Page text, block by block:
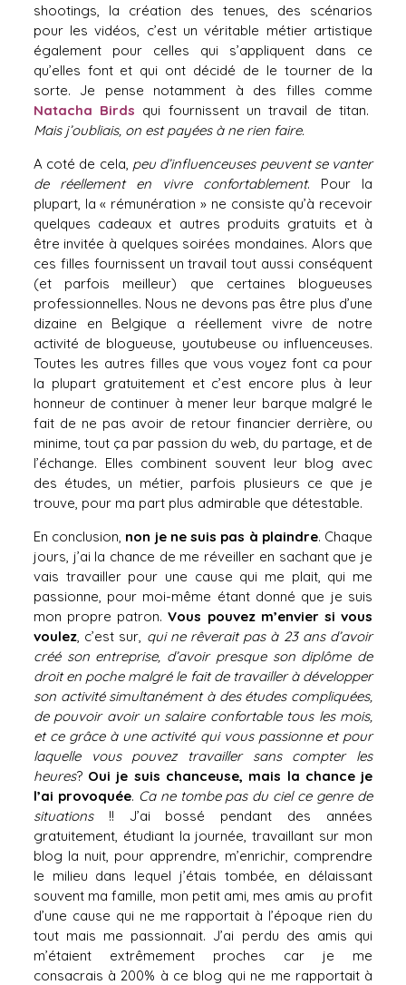
shootings, la création des tenues, des scénarios
pour les vidéos, c’est un véritable métier artistique
également pour celles qui s’appliquent dans ce
qu’elles font et qui ont décidé de le tourner de la
sorte. Je pense notamment à des filles comme
Natacha Birds qui fournissent un travail de titan.
Mais j’oubliais, on est payées à ne rien faire.
A coté de cela, peu d’influenceuses peuvent se vanter
de réellement en vivre confortablement. Pour la
plupart, la « rémunération » ne consiste qu’à recevoir
quelques cadeaux et autres produits gratuits et à
être invitée à quelques soirées mondaines. Alors que
ces filles fournissent un travail tout aussi conséquent
(et parfois meilleur) que certaines blogueuses
professionnelles. Nous ne devons pas être plus d’une
dizaine en Belgique a réellement vivre de notre
activité de blogueuse, youtubeuse ou influenceuses.
Toutes les autres filles que vous voyez font ca pour
la plupart gratuitement et c’est encore plus à leur
honneur de continuer à mener leur barque malgré le
fait de ne pas avoir de retour financier derrière, ou
minime, tout ça par passion du web, du partage, et de
l’échange. Elles combinent souvent leur blog avec
des études, un métier, parfois plusieurs ce que je
trouve, pour ma part plus admirable que détestable.
En conclusion, non je ne suis pas à plaindre. Chaque
jours, j’ai la chance de me réveiller en sachant que je
vais travailler pour une cause qui me plait, qui me
passionne, pour moi-même étant donné que je suis
mon propre patron.Vous pouvez m’envier si vous
voulez, c’est sur, qui ne rêverait pas à 23 ans d’avoir
créé son entreprise, d’avoir presque son diplôme de
droit en poche malgré le fait de travailler à développer
son activité simultanément à des études compliquées,
de pouvoir avoir un salaire confortable tous les mois,
et ce grâce à une activité qui vous passionne et pour
laquelle vous pouvez travailler sans compter les
heures? Oui je suis chanceuse, mais la chance je
l’ai provoquée. Ca ne tombe pas du ciel ce genre de
situations!! J’ai bossé pendant des années
gratuitement, étudiant la journée, travaillant sur mon
blog la nuit, pour apprendre, m’enrichir, comprendre
le milieu dans lequel j’étais tombée, en délaissant
souvent ma famille, mon petit ami, mes amis au profit
d’une cause qui ne me rapportait à l’époque rien du
tout mais me passionnait. J’ai perdu des amis qui
m’étaient extrêmement proches car je me
consacrais à 200% à ce blog qui ne me rapportait à